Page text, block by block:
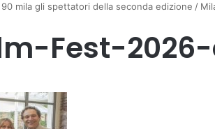
mila gli spettatori della seconda edizione /
Fest-